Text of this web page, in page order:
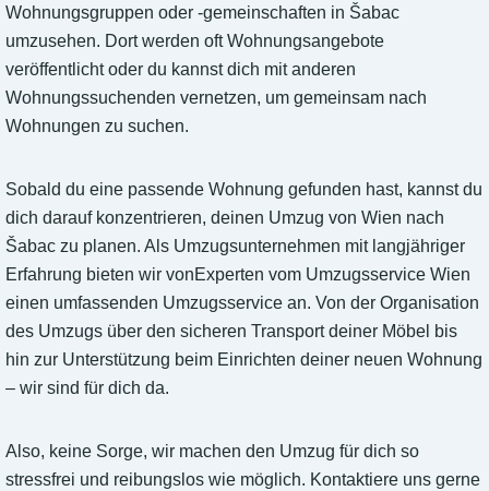
Wohnungsgruppen oder -gemeinschaften in Šabac
umzusehen. Dort werden oft Wohnungsangebote
veröffentlicht oder du kannst dich mit anderen
Wohnungssuchenden vernetzen, um gemeinsam nach
Wohnungen zu suchen.
Sobald du eine passende Wohnung gefunden hast, kannst du
dich darauf konzentrieren, deinen Umzug von Wien nach
Šabac zu planen. Als Umzugsunternehmen mit langjähriger
Erfahrung bieten wir vonExperten vom Umzugsservice Wien
einen umfassenden Umzugsservice an. Von der Organisation
des Umzugs über den sicheren Transport deiner Möbel bis
hin zur Unterstützung beim Einrichten deiner neuen Wohnung
– wir sind für dich da.
Also, keine Sorge, wir machen den Umzug für dich so
stressfrei und reibungslos wie möglich. Kontaktiere uns gerne